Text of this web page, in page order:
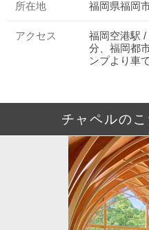
所在地 福岡県福岡
アクセス
福岡空港駅
分、福岡都
ンプより車
チャペルの